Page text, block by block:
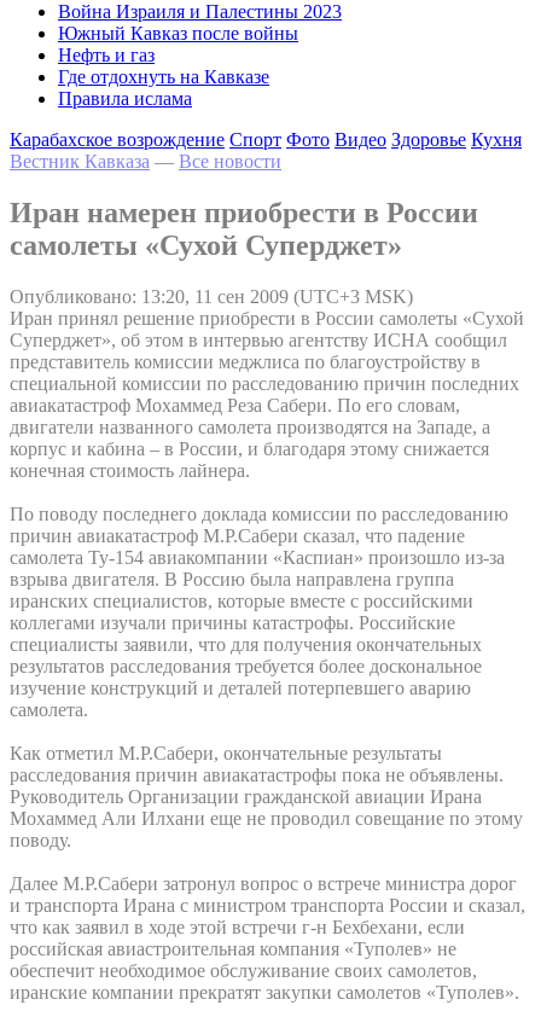
Война Израиля и Палестины 2023
Южный Кавказ после войны
Нефть и газ
Где отдохнуть на Кавказе
Правила ислама
Карабахское возрождение Спорт Фото Видео Здоровье Кухня
Вестник Кавказа — Все новости
Иран намерен приобрести в России
самолеты «Сухой Суперджет»
Опубликовано: 13:20, 11 сен 2009 (UTC+3 MSK)
Иран принял решение приобрести в России самолеты «Сухой
Суперджет», об этом в интервью агентству ИСНА сообщил
представитель комиссии меджлиса по благоустройству в
специальной комиссии по расследованию причин последних
авиакатастроф Мохаммед Реза Сабери. По его словам,
двигатели названного самолета производятся на Западе, а
корпус и кабина – в России, и благодаря этому снижается
конечная стоимость лайнера.
По поводу последнего доклада комиссии по расследованию
причин авиакатастроф М.Р.Сабери сказал, что падение
самолета Ту-154 авиакомпании «Каспиан» произошло из-за
взрыва двигателя. В Россию была направлена группа
иранских специалистов, которые вместе с российскими
коллегами изучали причины катастрофы. Российские
специалисты заявили, что для получения окончательных
результатов расследования требуется более доскональное
изучение конструкций и деталей потерпевшего аварию
самолета.
Как отметил М.Р.Сабери, окончательные результаты
расследования причин авиакатастрофы пока не объявлены.
Руководитель Организации гражданской авиации Ирана
Мохаммед Али Илхани еще не проводил совещание по этому
поводу.
Далее М.Р.Сабери затронул вопрос о встрече министра дорог
и транспорта Ирана с министром транспорта России и сказал,
что как заявил в ходе этой встречи г-н Бехбехани, если
российская авиастроительная компания «Туполев» не
обеспечит необходимое обслуживание своих самолетов,
иранские компании прекратят закупки самолетов «Туполев».